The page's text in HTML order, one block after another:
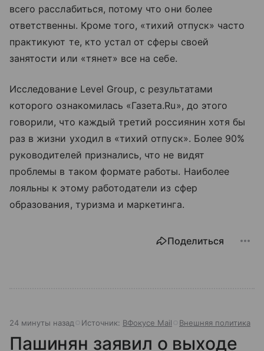
всего расслабиться, потому что они более
ответственны. Кроме того, «тихий отпуск» часто
практикуют те, кто устал от сферы своей
занятости или «тянет» все на себе.
Исследование Lеvel Group, с результатами
которого ознакомилась «Газета.Ru», до этого
говорили, что каждый третий россиянин хотя бы
раз в жизни уходил в «тихий отпуск». Более 90%
руководителей признались, что не видят
проблемы в таком формате работы. Наиболее
лояльны к этому работодатели из сфер
образования, туризма и маркетинга.
Поделиться
24 минуты назад Источник: ВФокусе Mail Внешняя политика
Пашинян заявил о выходе